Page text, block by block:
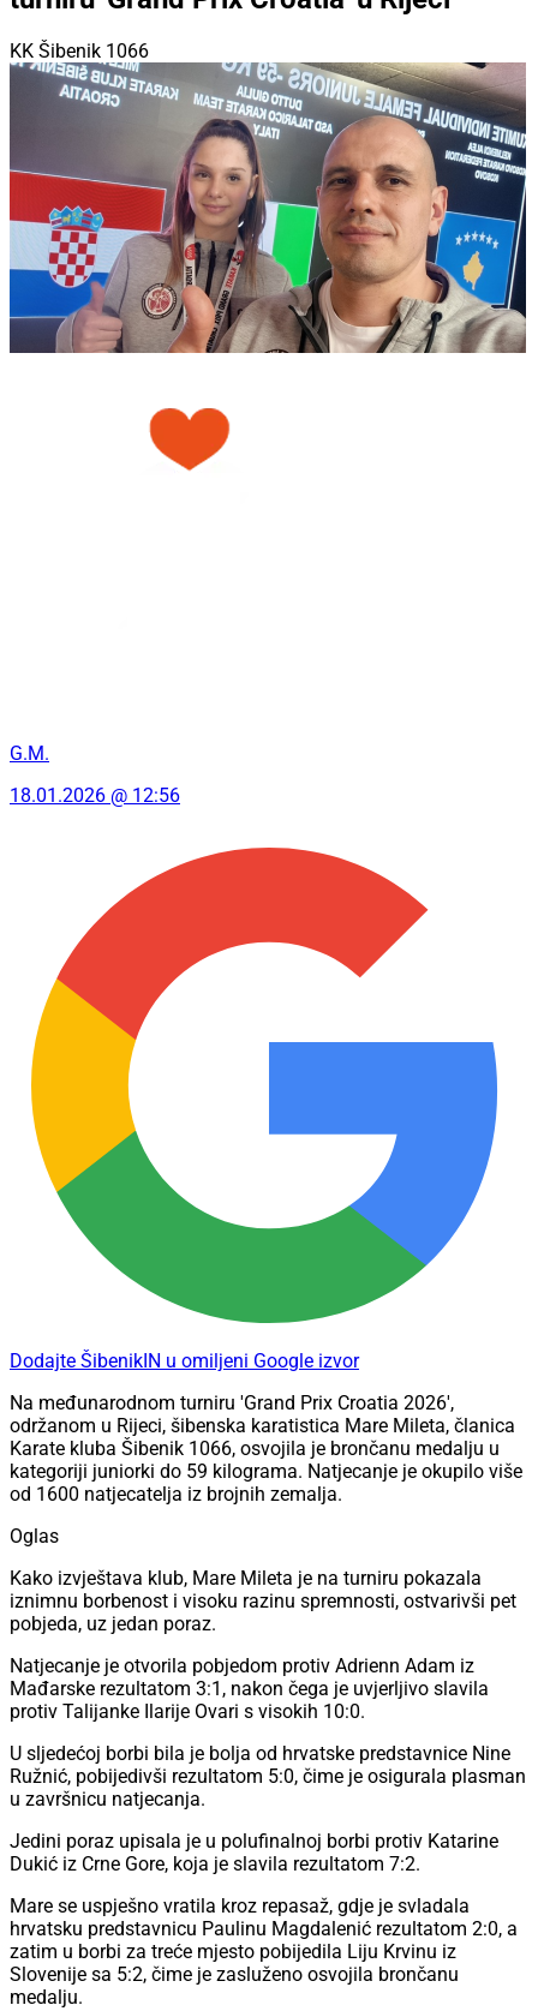
KK Šibenik 1066
G.M.
18.01.2026 @ 12:56
Dodajte ŠibenikIN u omiljeni Google izvor
Na međunarodnom turniru 'Grand Prix Croatia 2026',
održanom u Rijeci, šibenska karatistica Mare Mileta, članica
Karate kluba Šibenik 1066, osvojila je brončanu medalju u
kategoriji juniorki do 59 kilograma. Natjecanje je okupilo više
od 1600 natjecatelja iz brojnih zemalja.
Oglas
Kako izvještava klub, Mare Mileta je na turniru pokazala
iznimnu borbenost i visoku razinu spremnosti, ostvarivši pet
pobjeda, uz jedan poraz.
Natjecanje je otvorila pobjedom protiv Adrienn Adam iz
Mađarske rezultatom 3:1, nakon čega je uvjerljivo slavila
protiv Talijanke Ilarije Ovari s visokih 10:0.
U sljedećoj borbi bila je bolja od hrvatske predstavnice Nine
Ružnić, pobijedivši rezultatom 5:0, čime je osigurala plasman
u završnicu natjecanja.
Jedini poraz upisala je u polufinalnoj borbi protiv Katarine
Dukić iz Crne Gore, koja je slavila rezultatom 7:2.
Mare se uspješno vratila kroz repasaž, gdje je svladala
hrvatsku predstavnicu Paulinu Magdalenić rezultatom 2:0, a
zatim u borbi za treće mjesto pobijedila Liju Krvinu iz
Slovenije sa 5:2, čime je zasluženo osvojila brončanu
medalju.